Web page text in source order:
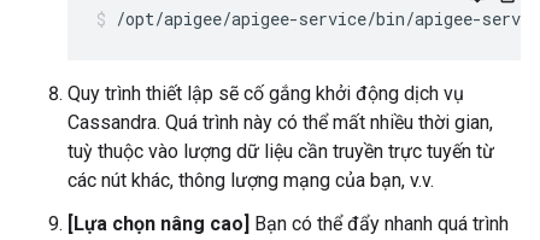
/opt/apigee/apigee-service/bin/apigee-
Quy trình thiết lập sẽ cố gắng khởi động dịch vụ
Cassandra. Quá trình này có thể mất nhiều thời gian,
tuỳ thuộc vào lượng dữ liệu cần truyền trực tuyến từ
các nút khác, thông lượng mạng của bạn, v.v.
[Lựa chọn nâng cao] Bạn có thể đẩy nhanh quá trình